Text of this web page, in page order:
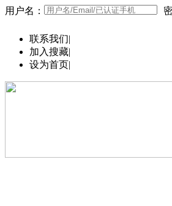
用户名：
联系我们|
加入搜藏|
设为首页|